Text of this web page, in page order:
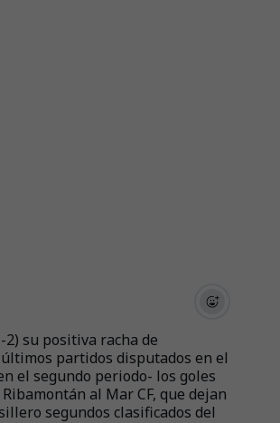
su positiva racha de
partidos disputados en el
el segundo periodo- los goles
al Mar CF, que dejan
segundos clasificados del